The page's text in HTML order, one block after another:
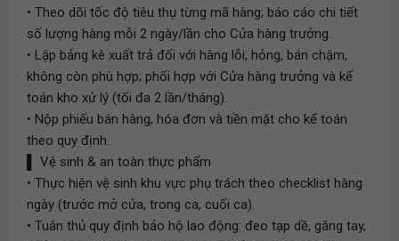
• Theo dõi tốc độ tiêu thụ từng mã hàng; báo cáo chi tiết
số lượng hàng mỗi 2 ngày/lần cho Cửa hàng trưởng.
• Lập bảng kê xuất trả đối với hàng lỗi, hỏng, bán chậm,
không còn phù hợp; phối hợp với Cửa hàng trưởng và kế
toán kho xử lý (tối đa 2 lần/tháng).
• Nộp phiếu bán hàng, hóa đơn và tiền mặt cho kế toán
theo quy định.
▌ Vệ sinh & an toàn thực phẩm
• Thực hiện vệ sinh khu vực phụ trách theo checklist hàng
ngày (trước mở cửa, trong ca, cuối ca).
• Tuân thủ quy định bảo hộ lao động: đeo tạp dề, găng tay,